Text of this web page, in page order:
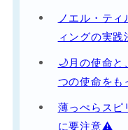
ノエル・テ
ィングの実
🌙月の使命
つの使命をも
薄っぺらスピ
に要注意⚠️